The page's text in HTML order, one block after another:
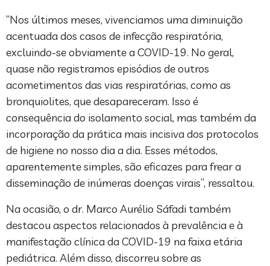
“Nos últimos meses, vivenciamos uma diminuição
acentuada dos casos de infecção respiratória,
excluindo-se obviamente a COVID-19. No geral,
quase não registramos episódios de outros
acometimentos das vias respiratórias, como as
bronquiolites, que desapareceram. Isso é
consequência do isolamento social, mas também da
incorporação da prática mais incisiva dos protocolos
de higiene no nosso dia a dia. Esses métodos,
aparentemente simples, são eficazes para frear a
disseminação de inúmeras doenças virais”, ressaltou.
Na ocasião, o dr. Marco Aurélio Sáfadi também
destacou aspectos relacionados à prevalência e à
manifestação clínica da COVID-19 na faixa etária
pediátrica. Além disso, discorreu sobre as